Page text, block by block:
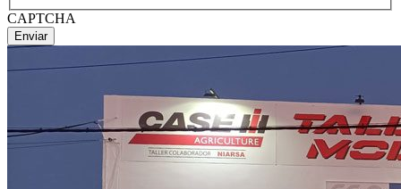
CAPTCHA